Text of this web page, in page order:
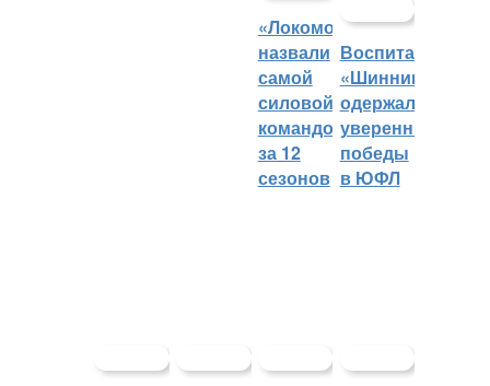
«Локомотив»
назвали
самой
силовой
командой
за 12
сезонов
Воспитанники
«Шинника»
одержали
уверенные
победы
в ЮФЛ